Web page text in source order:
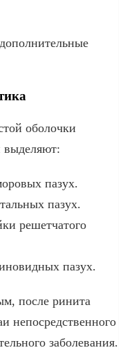
оболочки
выделяют:
пазух.
пазух.
решетчатого
пазух.
после ринита
непосредственного
заболевания.